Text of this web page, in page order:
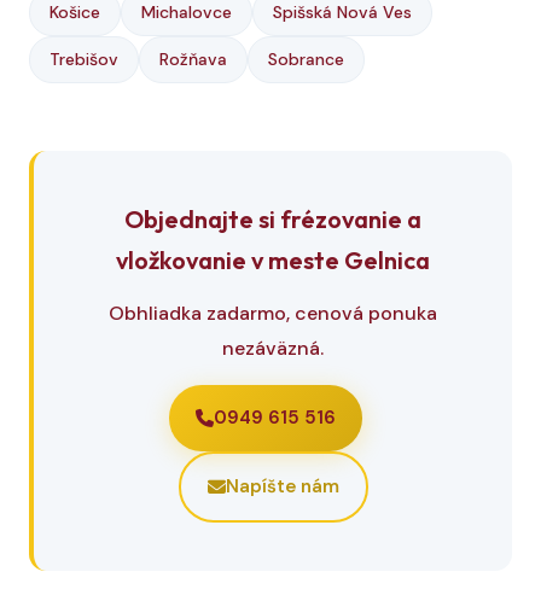
Košice Michalovce Spišská Nová Ves
Trebišov Rožňava Sobrance
Objednajte si frézovanie a
vložkovanie v meste Gelnica
Obhliadka zadarmo, cenová ponuka
nezáväzná.
0949 615 516
Napíšte nám